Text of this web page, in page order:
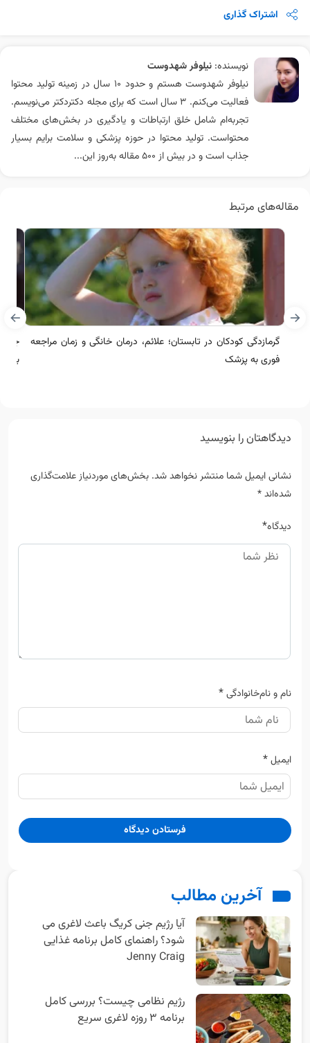
اشتراک گذاری
نویسنده: نیلوفر شهدوست
نیلوفر شهدوست هستم و حدود 10 سال در زمینه تولید محتوا
فعالیت می‌کنم. 3 سال است که برای مجله دکتردکتر می‌نویسم.
تجربه‌ام شامل خلق ارتباطات و یادگیری در بخش‌های مختلف
محتواست. تولید محتوا در حوزه پزشکی و سلامت برایم بسیار
جذاب است و در بیش از ۵۰۰ مقاله به‌روز این...
مقاله‌های مرتبط
گرمازدگی کودکان در تابستان؛ علائم، درمان خانگی و زمان مراجعه
فوری به پزشک
بوی
دیدگاهتان را بنویسید
نشانی ایمیل شما منتشر نخواهد شد. بخش‌های موردنیاز علامت‌گذاری
شده‌اند*
دیدگاه*
نام و نام‌خانوادگی*
ایمیل*
آخرین مطالب
آیا رژیم جنی کریگ باعث لاغری می
شود؟ راهنمای کامل برنامه غذایی
Jenny Craig
رژیم نظامی چیست؟ بررسی کامل
برنامه ۳ روزه لاغری سریع